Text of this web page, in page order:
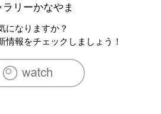
ラリーかなやま
になりますか？
情報をチェックしましょう！